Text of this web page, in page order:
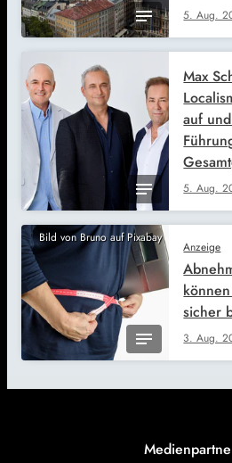
5. Aug.
5. Aug.
Max
auf
Bild von Bruno auf Pixabay
Anzeige
3. Aug.
sicher